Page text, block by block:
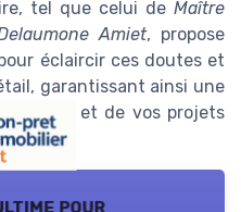
tel que celui de Maître
Amiet, propose
éclaircir ces doutes et
garantissant ainsi une
et de vos projets
pour